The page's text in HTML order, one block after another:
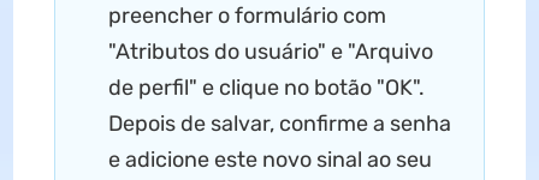
preencher o formulário com
"Atributos do usuário" e "Arquivo
de perfil" e clique no botão "OK".
Depois de salvar, confirme a senha
e adicione este novo sinal ao seu